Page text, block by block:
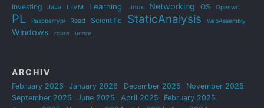
Investing Java LLVM Learning Linux Networking OS Openwrt
PL Raspberrypi Read Scientific StaticAnalysis WebAssembly
Windows rcore ucore
ARCHIV
February 2026 January 2026 December 2025
November 2025
September 2025
June 2025 April 2025
February 2025